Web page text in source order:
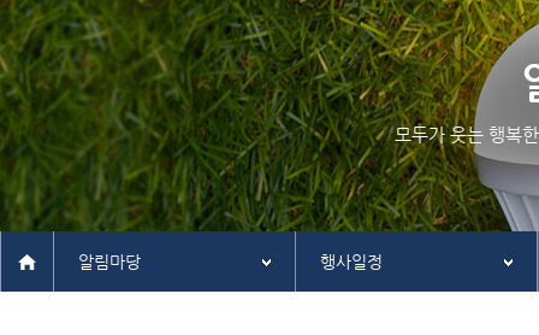
서식자료실
채용정보
인재정보
관련사이트
모두가 웃는 행복
알림마당 행사일정